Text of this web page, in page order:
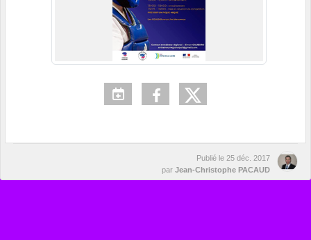
Publié le 25 déc. 2017
par Jean-Christophe PACAUD